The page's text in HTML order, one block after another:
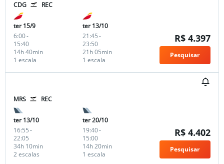
CDG REC
ter 15/9
6:00-
15:40
1 escala
14h 40min
ter 13/10
21:45-
23:50
1 escala
21h 05min
R$ 4.397
Pesquisar
MRS REC
ter 13/10
16:55-
22:05
2 escalas
34h 10min
ter 20/10
19:40-
15:00
1 escala
14h 20min
R$ 4.402
Pesquisar